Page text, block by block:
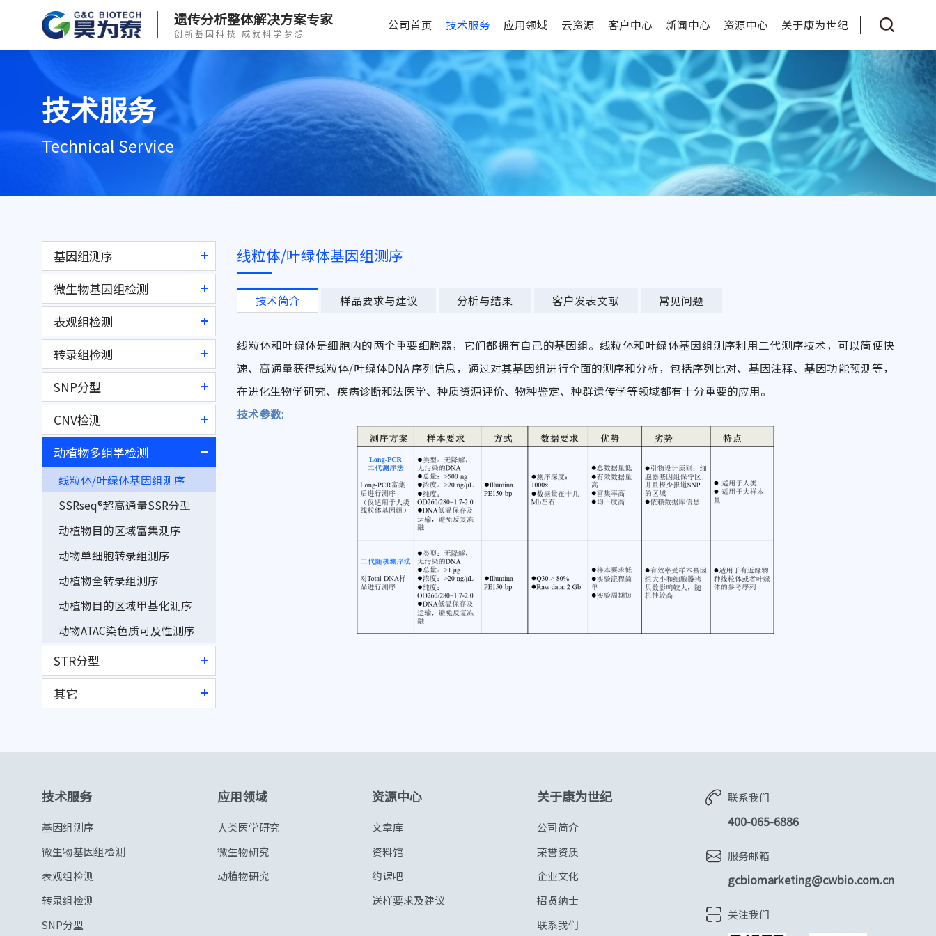
遗传分析整体解决方案专家
创新基因科技 成就科学梦想
公司首页 技术服务 应用领域 云资源 客户中心 新闻中心 资源中心 关于康为世纪
技术服务
Technical Service
基因组测序
全基因组测序
全外显子组测序
目的区域液相芯片捕获测序
FastTarget®目的区域测序
人线粒体全长测序
微生物基因组检测
Accu16S®细菌绝对定量测序
AccuITS™ 真菌绝对定量测序
AccuFL®全长扩增子绝对定
量测序
常规 16S/18S/ITS 扩增子测
序
微生物功能基因扩增子测序
植物内生菌绝对定量测序
常规宏基因组测序
AccuMetaG®宏基因组绝对定
肿瘤内生菌绝对拷贝数检测
表观组检测
全基因组甲基化测序
全基因组羟甲基化测序
TWIST甲基化捕获测序
人935K甲基化芯片检测
小鼠285K甲基化芯片检测
MethylTarget®多重目的区
域甲基化测序
多重目的区域羟甲基化测序
CUT&Tag测序
转录组检测
单细胞转录组测序
mRNA测序
lncRNA测序
circRNA测序
miRNA测序
全转录组测序
免疫组库测序
微量mRNA/lncRNA测序
游离/外泌体RNA测序
RNA qPCR检测
SNP分型
RFLP分型（mf-RFLP）
SNaPshot多重SNP分型
iMLDR®多重SNP分型
SNPscan®高通量SNP分型
SNPseq®超高通量SNP分型
GWAS芯片（GSA/ASA）
CNV检测
低深度全基因组测序
qPCR相对/绝对拷贝数检测
AccuCopy®多重拷贝数检测
CNVplex®高通量拷贝数检测
人线粒体拷贝数检测
人端粒长度检测
动植物多组学检测
线粒体/叶绿体基因组测序
SSRseq®超高通量SSR分型
动植物目的区域富集测序
动物单细胞转录组测序
动植物全转录组测序
动植物目的区域甲基化测序
动物ATAC染色质可及性测序
STR分型
STR细胞株鉴定
STR PCR检测
其它
Elisa检测
生物信息学个性化分析
试剂与产品
线粒体/叶绿体基因组测序
技术简介 样品要求与建议 分析与结果 客户发表文献 常见问题
线粒体和叶绿体是细胞内的两个重要细胞器，它们都拥有自己的基因组。线粒体和叶绿体基因组测序利用二代测序技术，可以简便快
速、高通量获得线粒体/叶绿体DNA 序列信息，通过对其基因组进行全面的测序和分析，包括序列比对、基因注释、基因功能预测等，
在进化生物学研究、疾病诊断和法医学、种质资源评价、物种鉴定、种群遗传学等领域都有十分重要的应用。
技术参数:
技术服务
基因组测序
微生物基因组检测
表观组检测
转录组检测
SNP分型
应用领域
人类医学研究
微生物研究
动植物研究
资源中心
文章库
资料馆
约课吧
送样要求及建议
关于康为世纪
公司简介
荣誉资质
企业文化
招贤纳士
联系我们
联系我们
400-065-6886
服务邮箱
gcbiomarketing@cwbio.com.cn
关注我们